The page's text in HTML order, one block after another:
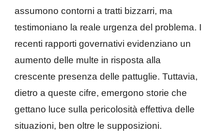
assumono contorni a tratti bizzarri, ma
testimoniano la reale urgenza del problema. I
recenti rapporti governativi evidenziano un
aumento delle multe in risposta alla
crescente presenza delle pattuglie. Tuttavia,
dietro a queste cifre, emergono storie che
gettano luce sulla pericolosità effettiva delle
situazioni, ben oltre le supposizioni.